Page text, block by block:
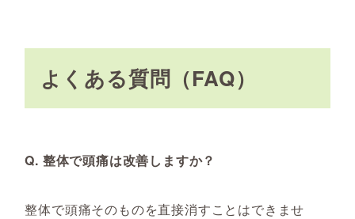
よくある質問（FAQ）
Q. 整体で頭痛は改善しますか？
整体で頭痛そのものを直接消すことはできませ